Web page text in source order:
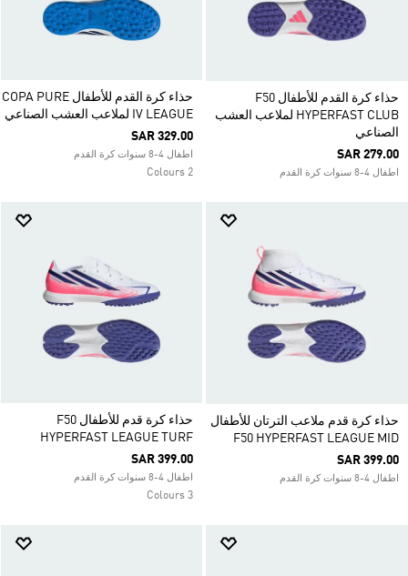
حذاء كرة القدم للأطفال F50
HYPERFAST CLUB لملاعب العشب
الصناعي
SAR 279.00
اطفال 4-8 سنوات كرة القدم
حذاء كرة القدم للأطفال COPA PURE
IV LEAGUE لملاعب العشب الصناعي
SAR 329.00
اطفال 4-8 سنوات كرة القدم
2 Colours
حذاء كرة قدم ملاعب الترتان للأطفال
F50 HYPERFAST LEAGUE MID
SAR 399.00
اطفال 4-8 سنوات كرة القدم
حذاء كرة قدم للأطفال F50
HYPERFAST LEAGUE TURF
SAR 399.00
اطفال 4-8 سنوات كرة القدم
3 Colours